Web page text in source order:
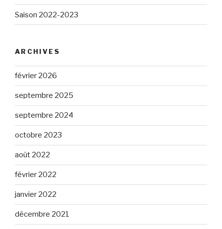
Saison 2022-2023
ARCHIVES
février 2026
septembre 2025
septembre 2024
octobre 2023
août 2022
février 2022
janvier 2022
décembre 2021